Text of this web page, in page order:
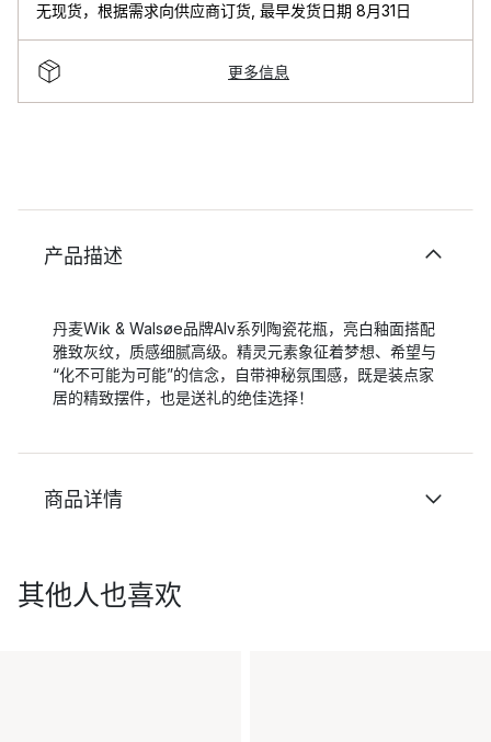
无现货，根据需求向供应商订货 最早发货日期 8月31日
更多信息
产品描述
丹麦Wik & Walsøe品牌Alv系列陶瓷花瓶，亮白釉面搭配
雅致灰纹，质感细腻高级。精灵元素象征着梦想、希望与
“化不可能为可能”的信念，自带神秘氛围感，既是装点家
居的精致摆件，也是送礼的绝佳选择！
商品详情
其他人也喜欢